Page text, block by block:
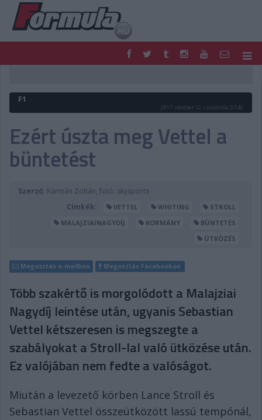
FORMULA
MOTOR
PODCAST
SHOP
LIVE
TIPPJÁTÉK
DIGITÁLIS MAGAZIN
F1
2017. október 12. csütörtök, 07:46
Ezért úszta meg Vettel a
büntetést
Szerző: Kármán Zoltán, fotó: skysports
Címkék:
VETTEL WHITING
STROLL
MALAJZIAINAGYDÍJ
KORMÁNY
BÜNTETÉS
ÜTKÖZÉS
Megosztás e-mailben Megosztás Facebookon
Több szakértő is morgolódott a Malajziai
Nagydíj leintése után, ugyanis Sebastian
Vettel kétszeresen is megszegte a
szabályokat a Stroll-lal való ütközése után.
Ez valójában nem fedte a valóságot.
Miután a levezető körben Lance Stroll és
Sebastian Vettel összeütközött lassú tempónál,